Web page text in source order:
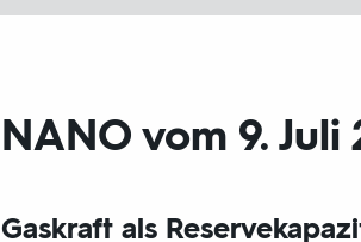
NANO vom 9. Juli
Gaskraft als